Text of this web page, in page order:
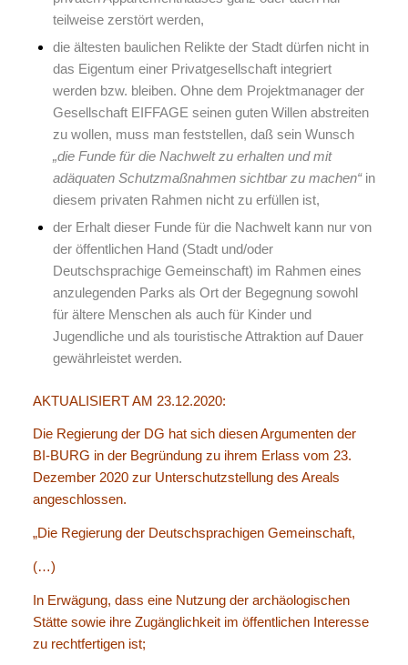
teilweise zerstört werden,
die ältesten baulichen Relikte der Stadt dürfen nicht in
das Eigentum einer Privatgesellschaft integriert
werden bzw. bleiben. Ohne dem Projektmanager der
Gesellschaft EIFFAGE seinen guten Willen abstreiten
zu wollen, muss man feststellen, daß sein Wunsch
„die Funde für die Nachwelt zu erhalten und mit
adäquaten Schutzmaßnahmen sichtbar zu machen“in
diesem privaten Rahmen nicht zu erfüllen ist,
der Erhalt dieser Funde für die Nachwelt kann nur von
der öffentlichen Hand (Stadt und/oder
Deutschsprachige Gemeinschaft) im Rahmen eines
anzulegenden Parks als Ort der Begegnung sowohl
für ältere Menschen als auch für Kinder und
Jugendliche und als touristische Attraktion auf Dauer
gewährleistet werden.
AKTUALISIERT AM 23.12.2020:
Die Regierung der DG hat sich diesen Argumenten der
BI-BURG in der Begründung zu ihrem Erlass vom 23.
Dezember 2020 zur Unterschutzstellung des Areals
angeschlossen.
„Die Regierung der Deutschsprachigen Gemeinschaft,
(…)
In Erwägung, dass eine Nutzung der archäologischen
Stätte sowie ihre Zugänglichkeit im öffentlichen Interesse
zu rechtfertigen ist;